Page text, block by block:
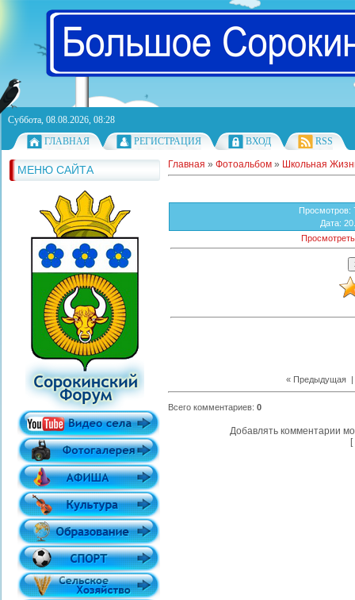
Суббота, 08.08.2026, 08:28
ГЛАВНАЯ
РЕГИСТРАЦИЯ ВХОД RSS
МЕНЮ САЙТА Главная » Фотоальбом » Школьная
Просмотров:
Дата:
« Предыдущая|
Всего комментариев: 0
Добавлять комментарии
[